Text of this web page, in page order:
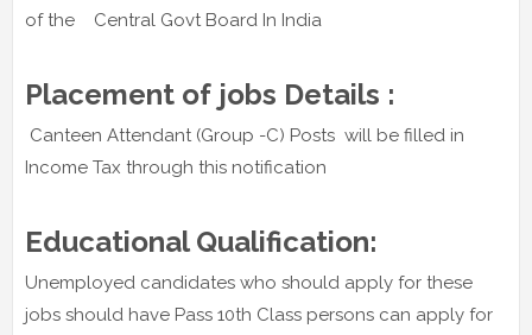
of the Central Govt Board In India
Placement of jobs Details :
Canteen Attendant (Group -C) Posts will be filled in
Income Tax through this notification
Educational Qualification:
Unemployed candidates who should apply for these
jobs should have Pass 10th Class persons can apply for